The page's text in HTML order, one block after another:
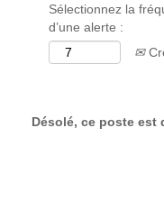
Sélectionnez la
d’une alerte :
Désolé, ce poste est